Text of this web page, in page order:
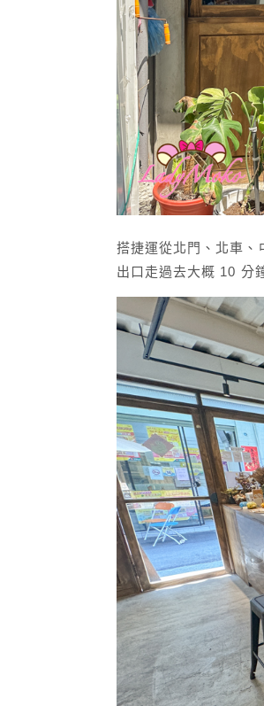
搭捷運從北門、北車、
出口走過去大概 10 分